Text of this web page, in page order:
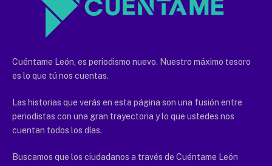
Cuéntame León, es periodismo nuevo. Nuestro máximo tesoro
es lo que tú nos cuentas.
Las historias que verás en esta página son una fusión entre
periodistas con una gran trayectoria y lo que ustedes nos
cuentan todos los días.
Buscamos que los ciudadanos a través de Cuéntame León